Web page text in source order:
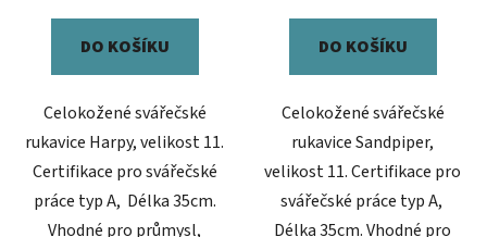
DO KOŠÍKU
Celokožené svářečské
rukavice Harpy, velikost 11.
Certifikace pro svářečské
práce typ A, Délka 35cm.
Vhodné pro průmysl,
DO KOŠÍKU
Celokožené svářečské
rukavice Sandpiper,
velikost 11. Certifikace pro
svářečské práce typ A,
Délka 35cm. Vhodné pro